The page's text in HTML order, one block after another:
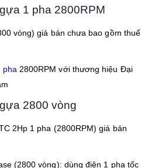
1 pha 2800RPM
vòng) giá bán chưa bao gồm thuế
2800RPM với thương hiệu Đại
2800 vòng
2Hp 1 pha (2800RPM) giá bán
(2800 vòng): dùng điện 1 pha tốc